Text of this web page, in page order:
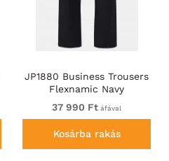
JP1880 Business Trousers
Flexnamic Navy
37 990 Ft áfával
Kosárba rakás